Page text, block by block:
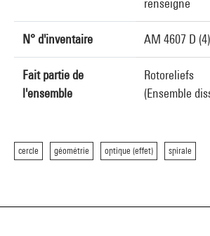
renseigné
N° d'inventaire AM 4607 D (4)
Fait partie de
l'ensemble
Rotoreliefs
(Ensemble
cercle géométrie optique (effet) spirale